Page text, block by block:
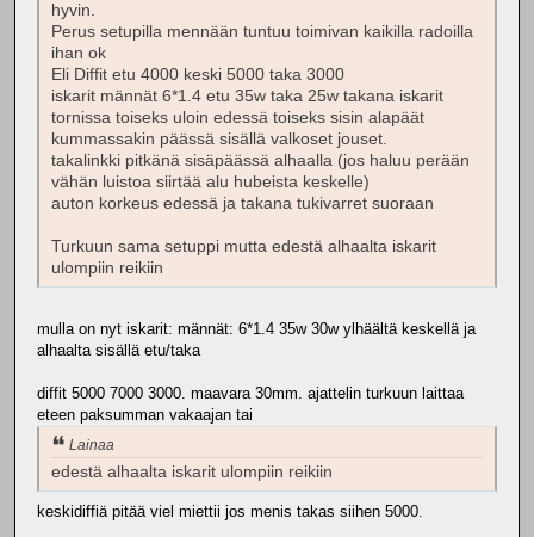
hyvin.
Perus setupilla mennään tuntuu toimivan kaikilla radoilla
ihan ok
Eli Diffit etu 4000 keski 5000 taka 3000
iskarit männät 6*1.4 etu 35w taka 25w takana iskarit
tornissa toiseks uloin edessä toiseks sisin alapäät
kummassakin päässä sisällä valkoset jouset.
takalinkki pitkänä sisäpäässä alhaalla (jos haluu perään
vähän luistoa siirtää alu hubeista keskelle)
auton korkeus edessä ja takana tukivarret suoraan
Turkuun sama setuppi mutta edestä alhaalta iskarit
ulompiin reikiin
mulla on nyt iskarit: männät: 6*1.4 35w 30w ylhäältä keskellä ja
alhaalta sisällä etu/taka
diffit 5000 7000 3000. maavara 30mm. ajattelin turkuun laittaa
eteen paksumman vakaajan tai
Lainaa
edestä alhaalta iskarit ulompiin reikiin
keskidiffiä pitää viel miettii jos menis takas siihen 5000.